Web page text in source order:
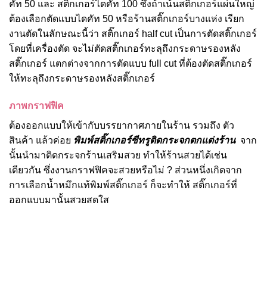
คัท 50 และ สติ๊กเกอร์ไดคัท 100 ซึ่งถ้าเน้นสติ๊กเกอร์แผ่นใหญ่
ต้องเลือกตัดแบบไดคัท 50 หรือร้านสติ๊กเกอร์บางแห่ง เรียก
งานตัดในลักษณะนี้ว่า สติ๊กเกอร์ half cut เป็นการตัดสติ๊กเกอร์
โดยที่เครื่องตัด จะไม่ตัดสติ๊กเกอร์ทะลุถึงกระดาษรองหลัง
สติ๊กเกอร์ แตกต่างจากการตัดแบบ full cut ที่ต้องตัดสติ๊กเกอร์
ให้ทะลุถึงกระดาษรองหลังสติ๊กเกอร์
ภาพกราฟฟิค
ต้องออกแบบให้เข้ากับบรรยากาศภายในร้าน รวมถึง ตัว
สินค้า แล้วค่อย พิมพ์สติ๊กเกอร์ซีทรูติดกระจกตกแต่งร้าน จาก
นั้นนำมาติดกระจกร้านเสริมสวย ทำให้ร้านสวยได้เช่น
เดียวกัน ซึ่งงานกราฟฟิคจะสวยหรือไม่ ? ส่วนหนึ่งเกิดจาก
การเลือกน้ำหมึกแท้พิมพ์สติ๊กเกอร์ ก็จะทำให้ สติ๊กเกอร์ที่
ออกแบบมานั้นสวยสดใส